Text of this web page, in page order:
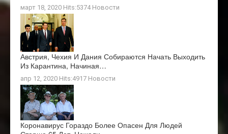
март 18, 2020 Hits:5374 Новости
Австрия, Чехия И Дания Собираются Начать Выходить
Из Карантина, Начиная…
апр 12, 2020 Hits:4917 Новости
Коронавирус Гораздо Более Опасен Для Людей